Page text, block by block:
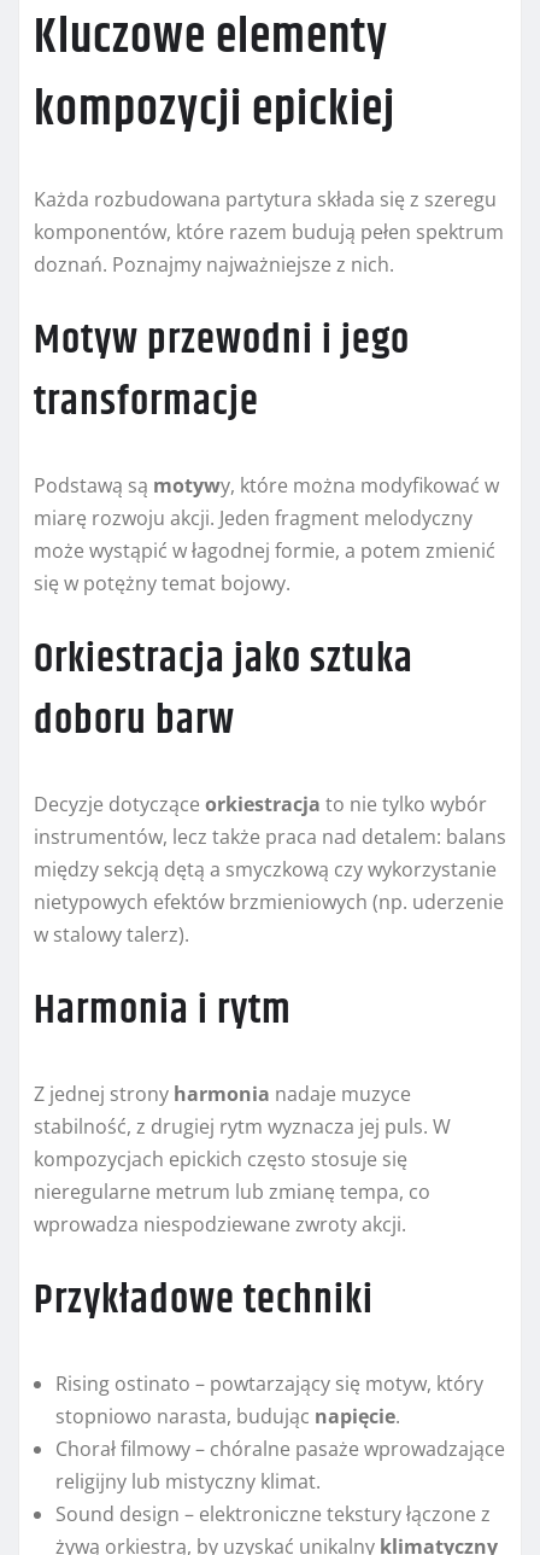
Kluczowe elementy
kompozycji epickiej
Każda rozbudowana partytura składa się z szeregu
komponentów, które razem budują pełen spektrum
doznań. Poznajmy najważniejsze z nich.
Motyw przewodni i jego
transformacje
Podstawą są motywy, które można modyfikować w
miarę rozwoju akcji. Jeden fragment melodyczny
może wystąpić w łagodnej formie, a potem zmienić
się w potężny temat bojowy.
Orkiestracja jako sztuka
doboru barw
Decyzje dotyczące orkiestracja to nie tylko wybór
instrumentów, lecz także praca nad detalem: balans
między sekcją dętą a smyczkową czy wykorzystanie
nietypowych efektów brzmieniowych (np. uderzenie
w stalowy talerz).
Harmonia i rytm
Z jednej strony harmonia nadaje muzyce
stabilność, z drugiej rytm wyznacza jej puls. W
kompozycjach epickich często stosuje się
nieregularne metrum lub zmianę tempa, co
wprowadza niespodziewane zwroty akcji.
Przykładowe techniki
Rising ostinato – powtarzający się motyw, który
stopniowo narasta, budując napięcie.
Chorał filmowy – chóralne pasaże wprowadzające
religijny lub mistyczny klimat.
Sound design – elektroniczne tekstury łączone z
żywą orkiestrą, by uzyskać unikalny klimatyczny